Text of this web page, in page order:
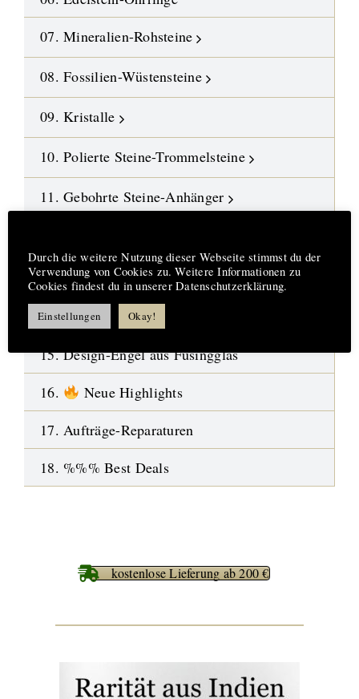
07. Mineralien-Rohsteine
08. Fossilien-Wüstensteine
09. Kristalle
10. Polierte Steine-Trommelsteine
11. Gebohrte Steine-Anhänger
13. DIY-Schmuckteile
14. Symbol-Schmuck
15. Design-Engel aus Fusingglas
16.
Neue Highlights
17. Aufträge-Reparaturen
18. %%% Best Deals
kostenlose Lieferung ab 200 €
Durch die weitere Nutzung dieser Webseite stimmst du der
Verwendung von Cookies zu. Weitere Informationen zu
Cookies findest du in unserer Datenschutzerklärung.
Einstellungen Okay!